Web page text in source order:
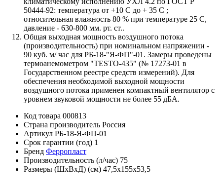
50444-92: температура от +10 С до + 35 C ;
относительная влажность 80 % при температуре 25 С,
давление - 630-800 мм. рт. ст..
Общая выходная мощность воздушного потока
(производительность) при номинальном напряжении -
90 куб. м/ час для РБ-18-"Я-ФП"-01. Замеры проведены
термоанемометром "TESTO-435" (№ 17273-01 в
Государственном реестре средств измерений). Для
обеспечения необходимой выходной мощности
воздушного потока применен компактный вентилятор с
уровнем звуковой мощности не более 55 дБА.
Код товара 000813
Страна производитель Россия
Артикул РБ-18-Я-ФП-01
Срок гарантии (год) 1
Бренд Ферропласт
Производительность (л/час) 75
Размеры (ШхВхД) (см) 47,5х155х53,5